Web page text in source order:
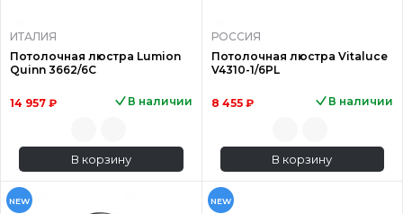
ИТАЛИЯ
Потолочная люстра Lumion
Quinn 3662/6C
14 957 ₽ В наличии
В корзину
РОССИЯ
Потолочная люстра Vitaluce
V4310-1/6PL
8 455 ₽ В наличии
В корзину
NEW NEW